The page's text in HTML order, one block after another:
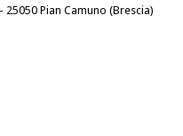
Pian Camuno (Brescia)